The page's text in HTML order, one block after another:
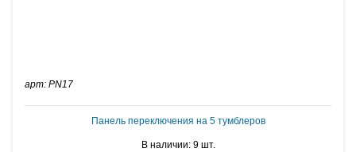
арт: PN17
Панель переключения на 5 тумблеров
В наличии: 9 шт.